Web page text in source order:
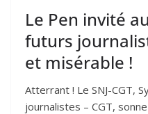
Le Pen invité au
futurs
et misérable !
Atterrant ! Le SNJ-CGT,
journalistes – CGT,